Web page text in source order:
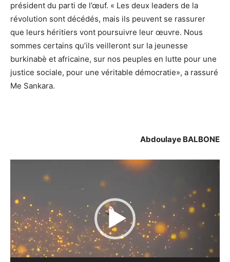
président du parti de l’œuf. « Les deux leaders de la
révolution sont décédés, mais ils peuvent se rassurer
que leurs héritiers vont poursuivre leur œuvre. Nous
sommes certains qu’ils veilleront sur la jeunesse
burkinabè et africaine, sur nos peuples en lutte pour une
justice sociale, pour une véritable démocratie», a rassuré
Me Sankara.
Abdoulaye BALBONE
Lecteur